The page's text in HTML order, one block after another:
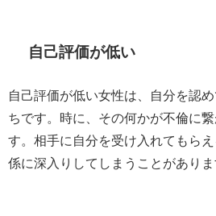
自己評価が低い
自己評価が低い女性は、自分を認
ちです。時に、その何かが不倫に
す。相手に自分を受け入れてもら
係に深入りしてしまうことがありま